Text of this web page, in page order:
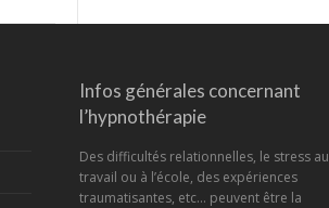
Infos générales concernant
l’hypnothérapie
Des difficultés relationnelles, le stress au
travail ou à l’école, des expériences
traumatisantes, etc... peuvent être la